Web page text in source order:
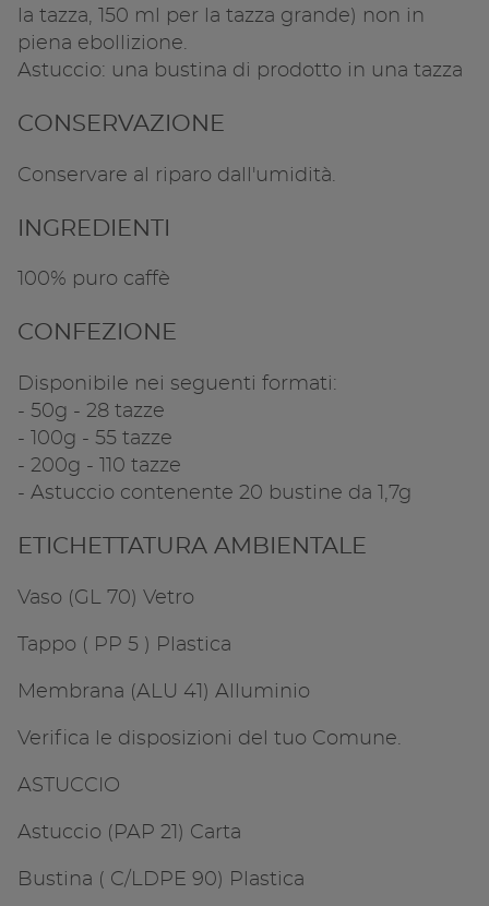
la tazza, 150 ml per la tazza grande) non in
piena ebollizione.
Astuccio: una bustina di prodotto in una tazza
CONSERVAZIONE
Conservare al riparo dall'umidità.
INGREDIENTI
100% puro caffè
CONFEZIONE
Disponibile nei seguenti formati:
- 50g - 28 tazze
- 100g - 55 tazze
- 200g - 110 tazze
- Astuccio contenente 20 bustine da 1,7g
ETICHETTATURA AMBIENTALE
Vaso (GL 70) Vetro
Tappo ( PP 5 ) Plastica
Membrana (ALU 41) Alluminio
Verifica le disposizioni del tuo Comune.
ASTUCCIO
Astuccio (PAP 21) Carta
Bustina ( C/LDPE 90) Plastica